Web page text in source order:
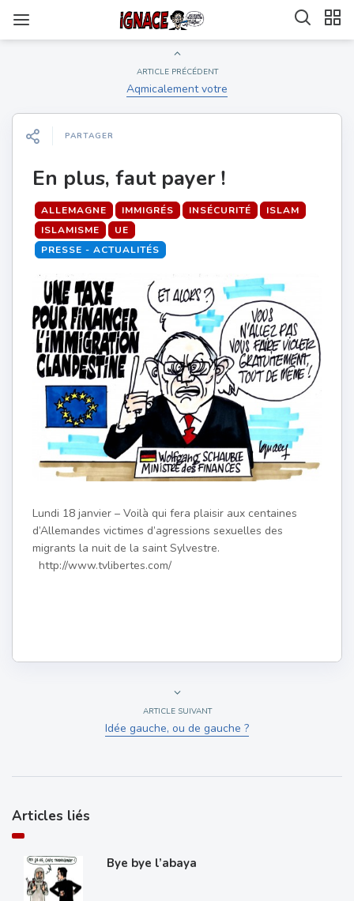
ARTICLE PRÉCÉDENT
Aqmicalement votre
PARTAGER
En plus, faut payer !
ALLEMAGNE IMMIGRÉS INSÉCURITÉ
ISLAM
ISLAMISME
UE
PRESSE - ACTUALITÉS
Lundi 18 janvier – Voilà qui fera plaisir aux centaines
d’Allemandes victimes d’agressions sexuelles des
migrants la nuit de la saint Sylvestre.
http://www.tvlibertes.com/
ARTICLE SUIVANT
Idée gauche, ou de gauche ?
Articles liés
Bye bye l’abaya